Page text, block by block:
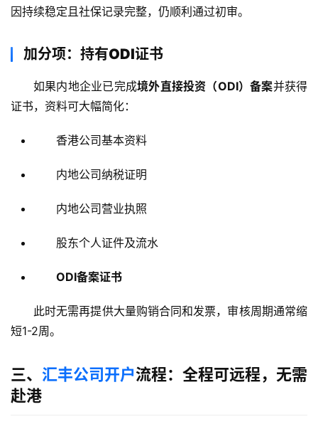
因持续稳定且社保记录完整，仍顺利通过初审。
加分项：持有ODI证书
如果内地企业已完成境外直接投资（ODI）备案并获得
证书，资料可大幅简化：
香港公司基本资料
内地公司纳税证明
内地公司营业执照
股东个人证件及流水
ODI备案证书
此时无需再提供大量购销合同和发票，审核周期通常缩
短1-2周。
三、 汇丰公司开户流程：全程可远程，无需
赴港